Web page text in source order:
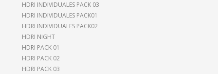
HDRI INDIVIDUALES PACK 03
HDRI INDIVIDUALES PACK01
HDRI INDIVIDUALES PACK02
HDRI NIGHT
HDRI PACK 01
HDRI PACK 02
HDRI PACK 03